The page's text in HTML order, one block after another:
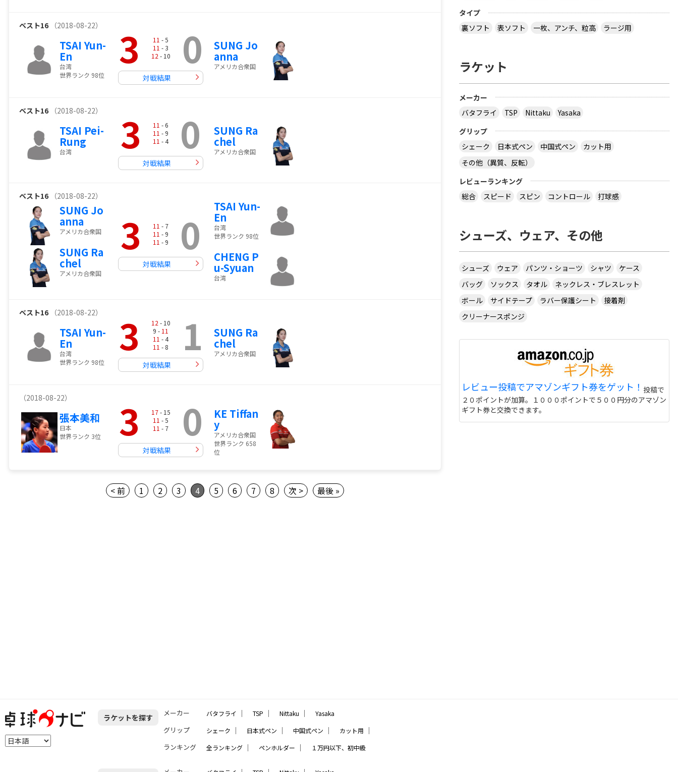
ベスト16 （2018-08-22）
TSAI Yun-
En
台湾
世界ランク 98位
3 11 - 5
11 - 3
12 - 10 0
対戦結果
SUNG Jo
anna
アメリカ合衆国
ベスト16 （2018-08-22）
TSAI Pei-
Rung
台湾 3 11 - 6
11 - 9
11 - 4 0
対戦結果
SUNG Ra
chel
アメリカ合衆国
ベスト16 （2018-08-22）
SUNG Jo
anna
アメリカ合衆国
SUNG Ra
chel
アメリカ合衆国
3 11 - 7
11 - 9
11 - 9 0
対戦結果
TSAI Yun-
En
台湾
世界ランク 98位
CHENG P
u-Syuan
台湾
ベスト16 （2018-08-22）
TSAI Yun-
En
台湾
世界ランク 98位
3 12 - 10
9 - 11
11 - 4
11 - 8 1
対戦結果
SUNG Ra
chel
アメリカ合衆国
（2018-08-22）
張本美和
日本
世界ランク 3位
3 17- 15
11 - 5
11 - 7 0
対戦結果
KE Tiffan
y
アメリカ合衆国
世界ランク 658
位
< 前 1 2 3 4 5 6 7 8 次 > 最後 »
タイプ
裏ソフト
表ソフト 一枚、アンチ、粒高 ラージ用
ラケット
メーカー
バタフライ
TSP Nittaku
Yasaka
グリップ
シェーク
日本式ペン 中国式ペン
カット用
その他（異質、反転）
レビューランキング
総合
スピード スピン コントロール 打球感
シューズ、ウェア、その他
シューズ ウェア パンツ・ショーツ シャツ
ケース
バッグ
ソックス タオル
ネックレス・ブレスレット
ボール
サイドテープ ラバー保護シート
接着剤
クリーナースポンジ
レビュー投稿でアマゾンギフト券をゲット！ 投稿で
２０ポイントが加算。１０００ポイントで５００円分のアマゾン
ギフト券と交換できます。
ラケットを探す メーカー バタフライ ｜ TSP ｜ Nittaku ｜ Yasaka
グリップ シェーク ｜ 日本式ペン ｜ 中国式ペン ｜ カット用 ｜
ランキング 全ランキング ｜ ペンホルダー ｜ １万円以下、初中級